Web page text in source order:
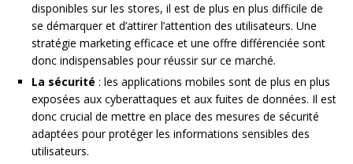
disponibles sur les stores, il est de plus en plus difficile de
se démarquer et d’attirer l’attention des utilisateurs. Une
stratégie marketing efficace et une offre différenciée sont
donc indispensables pour réussir sur ce marché.
La sécurité : les applications mobiles sont de plus en plus
exposées aux cyberattaques et aux fuites de données. Il est
donc crucial de mettre en place des mesures de sécurité
adaptées pour protéger les informations sensibles des
utilisateurs.